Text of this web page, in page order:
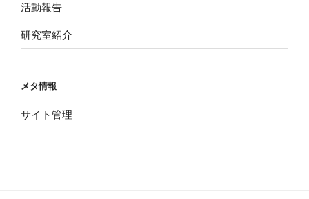
活動報告
研究室紹介
メタ情報
サイト管理